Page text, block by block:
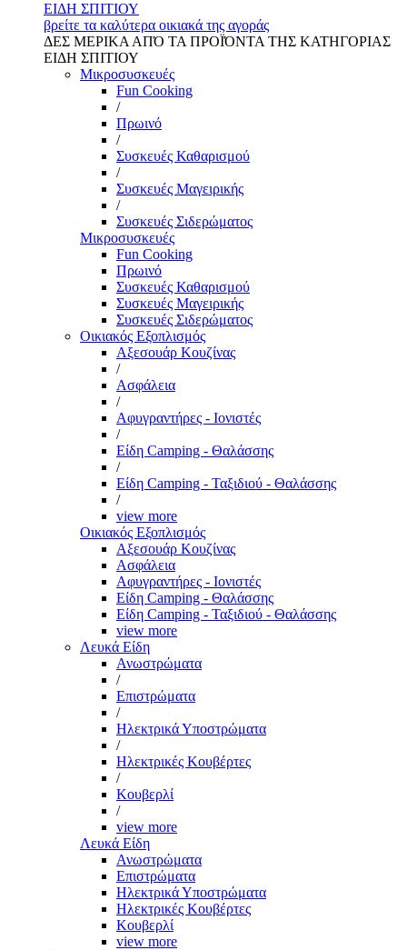
ΕΙΔΗ ΣΠΙΤΙΟΥ
βρείτε τα καλύτερα οικιακά της αγοράς
ΔΕΣ ΜΕΡΙΚΑ ΑΠΌ ΤΑ ΠΡΟΪΌΝΤΑ ΤΗΣ ΚΑΤΗΓΟΡΙΑΣ
ΕΙΔΗ ΣΠΙΤΙΟΥ
Μικροσυσκευές
Fun Cooking
/
Πρωινό
/
Συσκευές Καθαρισμού
/
Συσκευές Μαγειρικής
/
Συσκευές Σιδερώματος
Μικροσυσκευές
Fun Cooking
Πρωινό
Συσκευές Καθαρισμού
Συσκευές Μαγειρικής
Συσκευές Σιδερώματος
Οικιακός Εξοπλισμός
Αξεσουάρ Κουζίνας
/
Ασφάλεια
/
Αφυγραντήρες - Ιονιστές
/
Είδη Camping - Θαλάσσης
/
Είδη Camping - Ταξιδιού - Θαλάσσης
/
view more
Οικιακός Εξοπλισμός
Αξεσουάρ Κουζίνας
Ασφάλεια
Αφυγραντήρες - Ιονιστές
Είδη Camping - Θαλάσσης
Είδη Camping - Ταξιδιού - Θαλάσσης
view more
Λευκά Είδη
Ανωστρώματα
/
Επιστρώματα
/
Ηλεκτρικά Υποστρώματα
/
Ηλεκτρικές Κουβέρτες
/
Κουβερλί
/
view more
Λευκά Είδη
Ανωστρώματα
Επιστρώματα
Ηλεκτρικά Υποστρώματα
Ηλεκτρικές Κουβέρτες
Κουβερλί
view more